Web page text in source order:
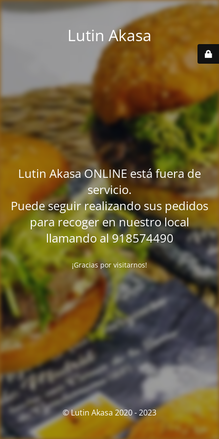
Lutin Akasa
Lutin Akasa ONLINE está fuera de
servicio.
Puede seguir realizando sus pedidos
para recoger en nuestro local
llamando al 918574490
¡Gracias por visitarnos!
© Lutin Akasa 2020 - 2023